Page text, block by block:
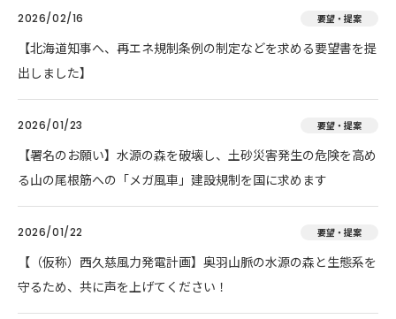
2026/02/16 要望・提案
【北海道知事へ、再エネ規制条例の制定などを求める要望書を提
出しました】
2026/01/23 要望・提案
【署名のお願い】水源の森を破壊し、土砂災害発生の危険を高め
る山の尾根筋への「メガ風車」建設規制を国に求めます
2026/01/22 要望・提案
【（仮称）西久慈風力発電計画】奥羽山脈の水源の森と生態系を
守るため、共に声を上げてください！